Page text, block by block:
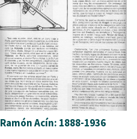
Ramón Acín: 1888-1936